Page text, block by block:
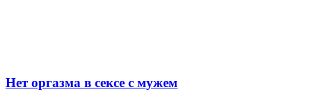
Нет оргазма в сексе с мужем